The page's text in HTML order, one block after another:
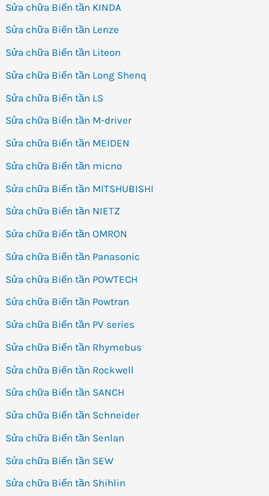
Sửa chữa Biến tần KINDA
Sửa chữa Biến tần Lenze
Sửa chữa Biến tần Liteon
Sửa chữa Biến tần Long Shenq
Sửa chữa Biến tần LS
Sửa chữa Biến tần M-driver
Sửa chữa Biến tần MEIDEN
Sửa chữa Biến tần micno
Sửa chữa Biến tần MITSHUBISHI
Sửa chữa Biến tần NIETZ
Sửa chữa Biến tần OMRON
Sửa chữa Biến tần Panasonic
Sửa chữa Biến tần POWTECH
Sửa chữa Biến tần Powtran
Sửa chữa Biến tần PV series
Sửa chữa Biến tần Rhymebus
Sửa chữa Biến tần Rockwell
Sửa chữa Biến tần SANCH
Sửa chữa Biến tần Schneider
Sửa chữa Biến tần Senlan
Sửa chữa Biến tần SEW
Sửa chữa Biến tần Shihlin